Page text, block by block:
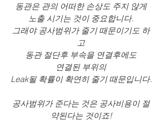
동관은 관의 어떠한 손상도 주지 않게
노출 시기는 것이 중요합니다.
그래야 공사범위가 줄기 때문이기도 하
고
동관 절단후 부속을 연결후에도
연결된 부위의
Leak될 확률이 확연히 줄기 때문입니다.
공사범위가 준다는 것은 공사비용이 절
약된다는 것이죠!